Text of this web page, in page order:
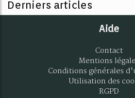
Derniers articles
Aide
Contact
Mentions
Conditions générales
Utilisation des
RGPD